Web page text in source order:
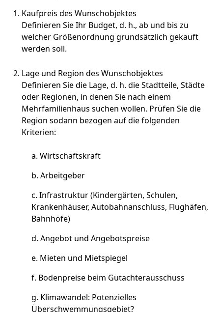
Kaufpreis des Wunschobjektes
Definieren Sie Ihr Budget, d. h., ab und bis zu
welcher Größenordnung grundsätzlich gekauft
werden soll.
Lage und Region des Wunschobjektes
Definieren Sie die Lage, d. h. die Stadtteile, Städte
oder Regionen, in denen Sie nach einem
Mehrfamilienhaus suchen wollen. Prüfen Sie die
Region sodann bezogen auf die folgenden
Kriterien:
Wirtschaftskraft
Arbeitgeber
Infrastruktur (Kindergärten, Schulen,
Krankenhäuser, Autobahnanschluss, Flughäfen,
Bahnhöfe)
Angebot und Angebotspreise
Mieten und Mietspiegel
Bodenpreise beim Gutachterausschuss
Klimawandel: Potenzielles
Überschwemmungsgebiet?